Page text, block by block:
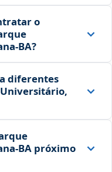
o
diferentes
próximo